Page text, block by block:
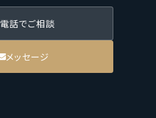
電話でご相談
メッセージ